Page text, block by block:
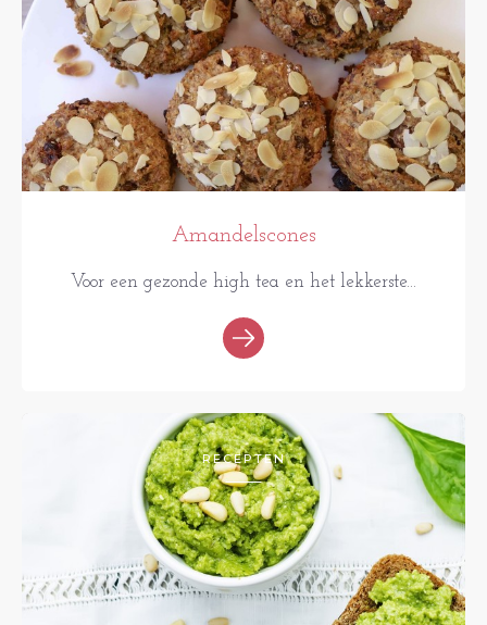
Amandelscones
Voor een gezonde high tea en het lekkerste...
RECEPTEN